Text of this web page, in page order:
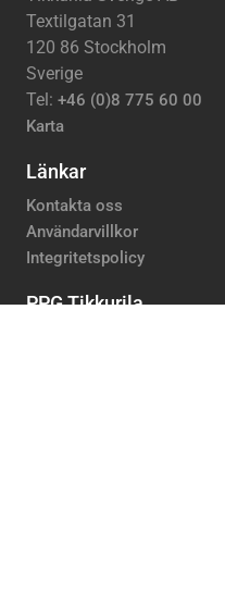
Textilgatan 31
120 86 Stockholm
Sverige
Tel: +46 (0)8 775 60 00
Karta
Länkar
Kontakta oss
Användarvillkor
Integritetspolicy
PPG Tikkurila